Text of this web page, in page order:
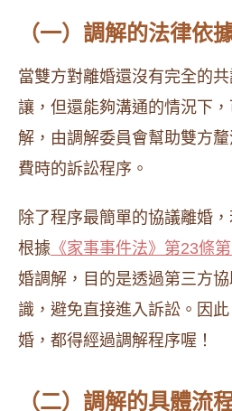
（一）調解的法律依
當雙方對離婚還沒有完全的
讓，但還能夠溝通的情況下
解，由調解委員會幫助雙方
費時的訴訟程序。
除了程序最簡單的協議離婚
根據 《家事事件法》第23條
婚調解，目的是透過第三方
識，避免直接進入訴訟。因
婚，都得經過調解程序喔！
（二）調解的具體流